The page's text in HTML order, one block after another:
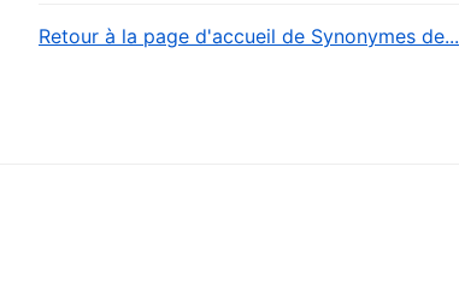
Retour à la page d'accueil de Synonymes de...